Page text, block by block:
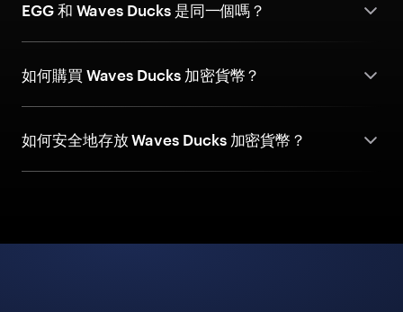
EGG 和 Waves Ducks 是同一個嗎？
如何購買 Waves Ducks 加密貨幣？
如何安全地存放 Waves Ducks 加密貨幣？